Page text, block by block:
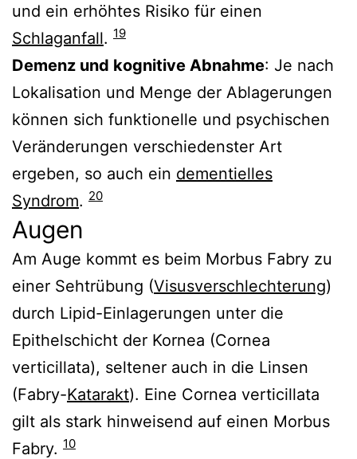
und ein erhöhtes Risiko für einen
Schlaganfall. 19
Demenz und kognitive Abnahme: Je nach
Lokalisation und Menge der Ablagerungen
können sich funktionelle und psychischen
Veränderungen verschiedenster Art
ergeben, so auch ein dementielles
Syndrom. 20
Augen
Am Auge kommt es beim Morbus Fabry zu
einer Sehtrübung (Visusverschlechterung)
durch Lipid-Einlagerungen unter die
Epithelschicht der Kornea (Cornea
verticillata), seltener auch in die Linsen
(Fabry-Katarakt). Eine Cornea verticillata
gilt als stark hinweisend auf einen Morbus
Fabry. 10